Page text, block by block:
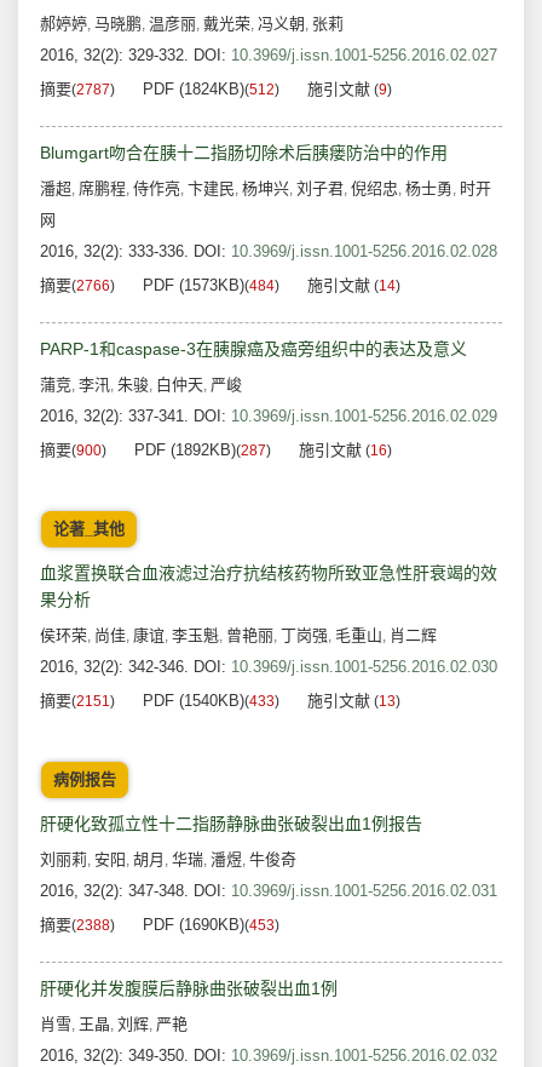
郝婷婷, 马晓鹏, 温彦丽, 戴光荣, 冯义朝 , 张莉
2016, 32(2): 329-332. DOI: 10.3969/j.issn.1001-5256.2016.02.027
摘要(2787) PDF (1824KB)(512) 施引文献 (9)
Blumgart吻合在胰十二指肠切除术后胰瘘防治中的作用
潘超, 席鹏程, 侍作亮, 卞建民, 杨坤兴, 刘子君, 倪绍忠, 杨士勇, 时开
网
2016, 32(2): 333-336. DOI: 10.3969/j.issn.1001-5256.2016.02.028
摘要(2766) PDF (1573KB)(484) 施引文献 (14)
PARP-1和caspase-3在胰腺癌及癌旁组织中的表达及意义
蒲竞, 李汛, 朱骏, 白仲天, 严峻
2016, 32(2): 337-341. DOI: 10.3969/j.issn.1001-5256.2016.02.029
摘要(900) PDF (1892KB)(287) 施引文献 (16)
论著_其他
血浆置换联合血液滤过治疗抗结核药物所致亚急性肝衰竭的效
果分析
侯环荣, 尚佳, 康谊, 李玉魁, 曾艳丽, 丁岗强, 毛重山, 肖二辉
2016, 32(2): 342-346. DOI: 10.3969/j.issn.1001-5256.2016.02.030
摘要(2151) PDF (1540KB)(433) 施引文献 (13)
病例报告
肝硬化致孤立性十二指肠静脉曲张破裂出血1例报告
刘丽莉, 安阳 , 胡月 , 华瑞, 潘煜, 牛俊奇
2016, 32(2): 347-348. DOI: 10.3969/j.issn.1001-5256.2016.02.031
摘要(2388) PDF (1690KB)(453)
肝硬化并发腹膜后静脉曲张破裂出血1例
肖雪, 王晶, 刘辉, 严艳
2016, 32(2): 349-350. DOI: 10.3969/j.issn.1001-5256.2016.02.032